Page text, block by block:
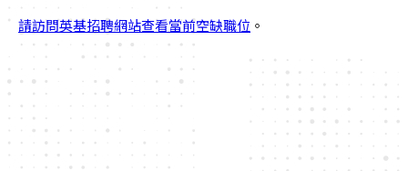
請訪問英基招聘網站查看當前空缺職位 。